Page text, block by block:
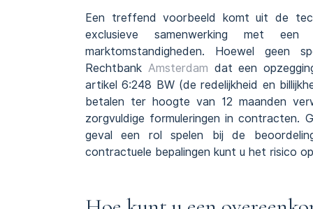
Een treffend voorbeeld komt uit de
exclusieve samenwerking met een
marktomstandigheden. Hoewel geen
Rechtbank Amsterdam dat een
artikel 6:248 BW (de redelijkheid en
betalen ter hoogte van 12 maanden
zorgvuldige formuleringen in
geval een rol spelen bij de
contractuele bepalingen kunt u het risico